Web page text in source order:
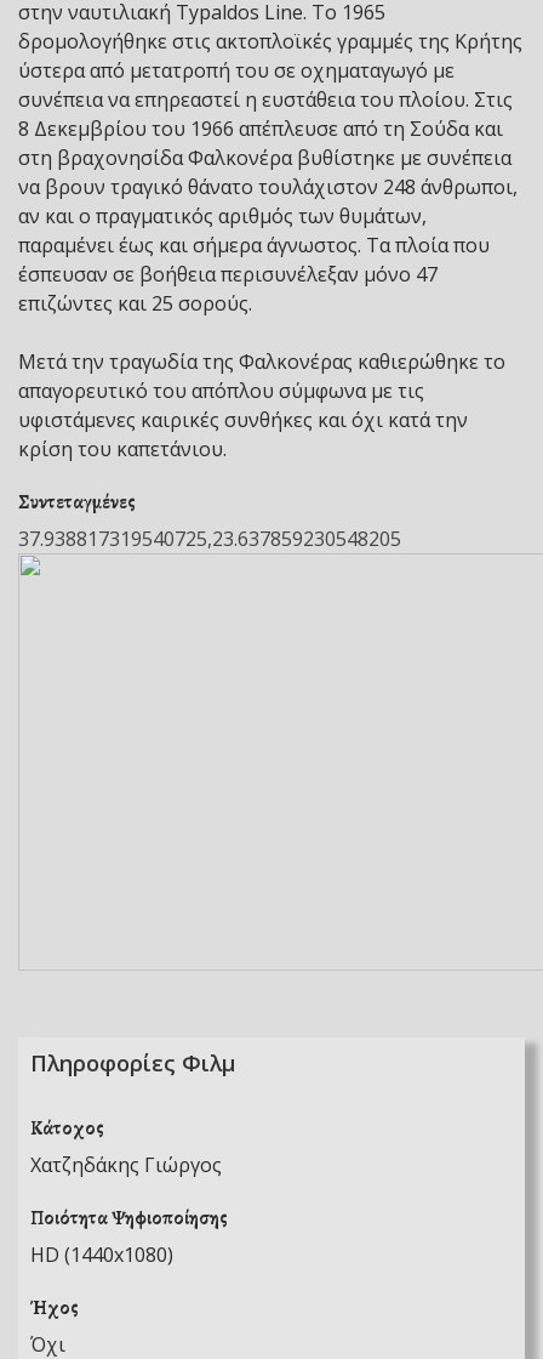
στην ναυτιλιακή Typaldos Line. Το 1965
δρομολογήθηκε στις ακτοπλοϊκές γραμμές της Κρήτης
ύστερα από μετατροπή του σε οχηματαγωγό με
συνέπεια να επηρεαστεί η ευστάθεια του πλοίου. Στις
8 Δεκεμβρίου του 1966 απέπλευσε από τη Σούδα και
στη βραχονησίδα Φαλκονέρα βυθίστηκε με συνέπεια
να βρουν τραγικό θάνατο τουλάχιστον 248 άνθρωποι,
αν και ο πραγματικός αριθμός των θυμάτων,
παραμένει έως και σήμερα άγνωστος. Τα πλοία που
έσπευσαν σε βοήθεια περισυνέλεξαν μόνο 47
επιζώντες και 25 σορούς.
Μετά την τραγωδία της Φαλκονέρας καθιερώθηκε το
απαγορευτικό του απόπλου σύμφωνα με τις
υφιστάμενες καιρικές συνθήκες και όχι κατά την
κρίση του καπετάνιου.
Συντεταγμένες
37.938817319540725,23.637859230548205
Πληροφορίες Φιλμ
Κάτοχος
Χατζηδάκης Γιώργος
Ποιότητα Ψηφιοποίησης
HD (1440x1080)
Ήχος
Όχι